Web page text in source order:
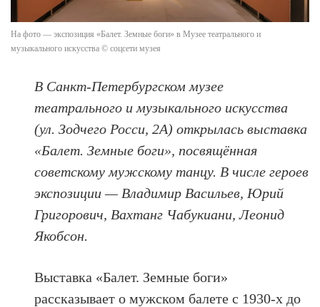
На фото — экспозиция «Балет. Земные боги» в Музее театрального и
музыкального искусства © соцсети музея
В Санкт-Петербургском музее
театрального и музыкального искусства
(ул. Зодчего Росси, 2А) открылась выставка
«Балет. Земные боги», посвящённая
советскому мужскому танцу. В числе героев
экспозиции— Владимир Васильев, Юрий
Григорович, Вахтанг Чабукиани, Леонид
Якобсон.
Выставка «Балет. Земные боги»
рассказывает о мужском балете с 1930-х до